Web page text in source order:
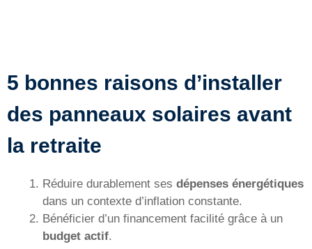
5 bonnes raisons d’installer
des panneaux solaires avant
la retraite
Réduire durablement ses dépenses énergétiques
dans un contexte d’inflation constante.
Bénéficier d’un financement facilité grâce à un
budget actif.